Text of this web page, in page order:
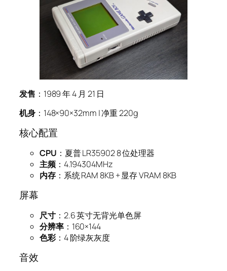
发售 ：1989 年 4 月 21 日
机身：148×90×32mm | 净重 220g
核心配置
CPU ：夏普 LR35902 8 位处理器
主频：4.194304MHz
内存：系统 RAM 8KB + 显存 VRAM 8KB
屏幕
尺寸：2.6 英寸无背光单色屏
分辨率：160×144
色彩：4 阶绿灰灰度
音效